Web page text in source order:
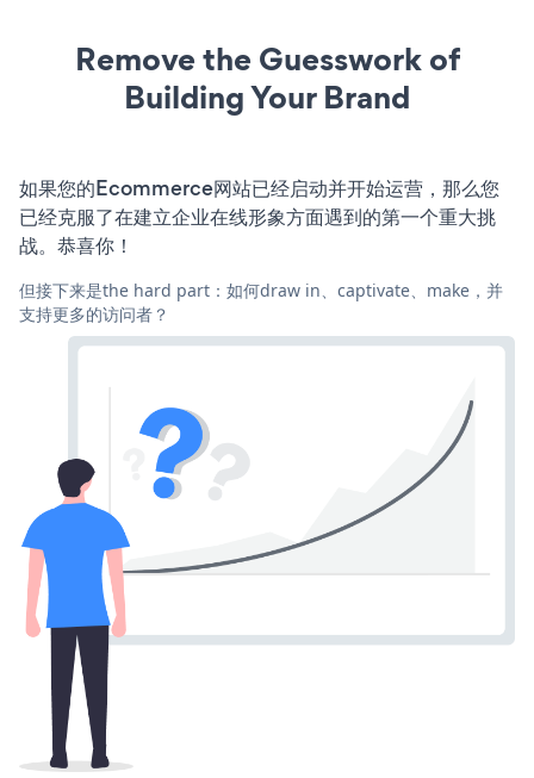
Remove the Guesswork of
Building Your Brand
如果您的Ecommerce网站已经启动并开始运营，那么您
已经克服了在建立企业在线形象方面遇到的第一个重大挑
战。恭喜你！
但接下来是the hard part：如何draw in、captivate、make，并
支持更多的访问者？